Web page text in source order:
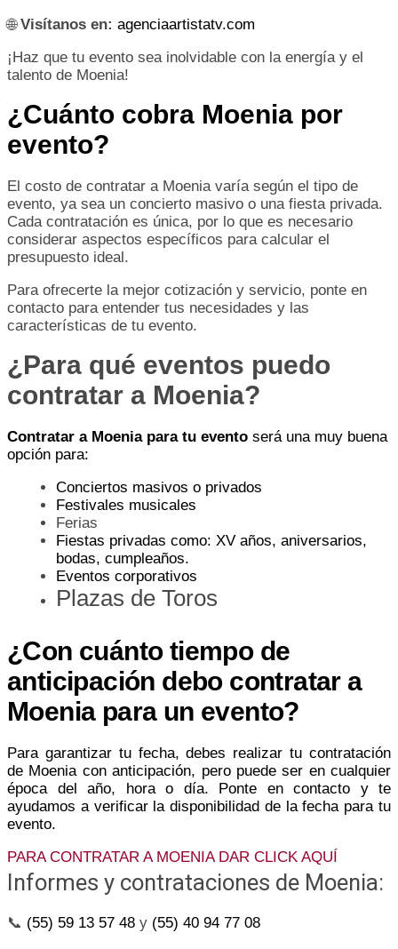
🌐Visítanos en: agenciaartistatv.com
¡Haz que tu evento sea inolvidable con la energía y el
talento de Moenia!
¿Cuánto cobra Moenia por
evento?
El costo de contratar a Moenia varía según el tipo de
evento, ya sea un concierto masivo o una fiesta privada.
Cada contratación es única, por lo que es necesario
considerar aspectos específicos para calcular el
presupuesto ideal.
Para ofrecerte la mejor cotización y servicio, ponte en
contacto para entender tus necesidades y las
características de tu evento.
¿Para qué eventos puedo
contratar a Moenia?
Contratar a Moenia para tu evento será una muy buena
opción para:
Conciertos masivos o privados
Festivales musicales
Ferias
Fiestas privadas como: XV años, aniversarios,
bodas, cumpleaños.
Eventos corporativos
Plazas de Toros
¿Con cuánto tiempo de
anticipación debo contratar a
Moenia para un evento?
Para garantizar tu fecha, debes realizar tu contratación
de Moenia con anticipación, pero puede ser en cualquier
época del año, hora o día. Ponte en contacto y te
ayudamos a verificar la disponibilidad de la fecha para tu
evento.
PARA CONTRATAR A MOENIA DAR CLICK AQUÍ
Informes y contrataciones de Moenia:
📞 (55) 59 13 57 48 y (55) 40 94 77 08